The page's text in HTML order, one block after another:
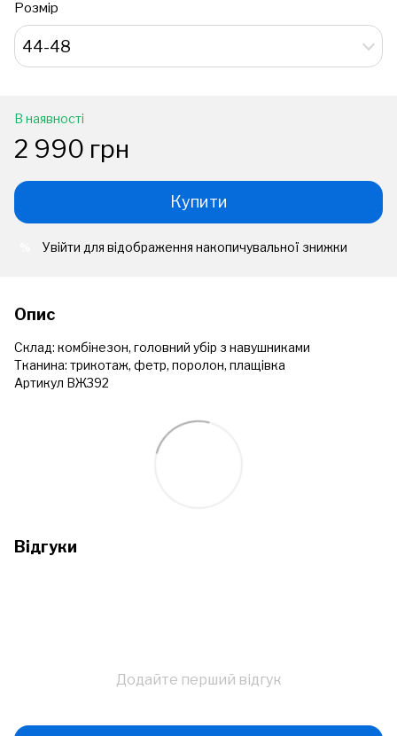
Розмір
44-48
В наявності
2 990 грн
Купити
Увійти для відображення накопичувальної знижки
Опис
Склад: комбінезон, головний убір з навушниками
Тканина: трикотаж, фетр, поролон, плащівка
Артикул ВЖ392
Відгуки
Додайте перший відгук